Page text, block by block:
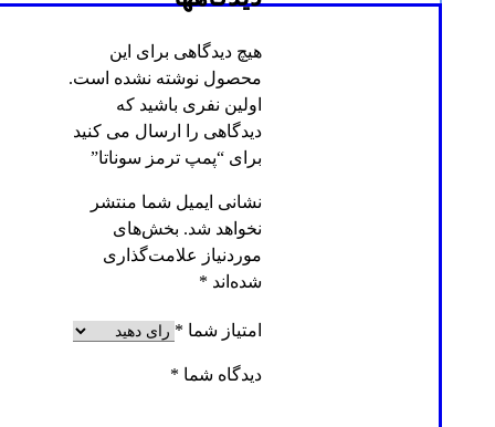
هیچ دیدگاهی برای این
محصول نوشته نشده است.
اولین نفری باشید که
دیدگاهی را ارسال می کنید
برای “پمپ ترمز سوناتا”
نشانی ایمیل شما منتشر
نخواهد شد. بخش‌های
موردنیاز علامت‌گذاری
شده‌اند *
امتیاز شما *
دیدگاه شما *